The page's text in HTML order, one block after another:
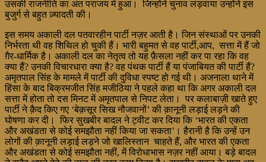
उसकी राजनीति का अंत पराजय में हुआ। जिन्होंने चुनाव लड़वाया उन्होंने इस
बुजुर्ग से बहुत ज़्यादती की।
इस समय अकाली दल पतवारहीन पार्टी नज़र आती है। जिन संस्थाओं पर उनकी
निर्भरता थी वह शिथिल हो चुकी हैं। भारी बहुमत से वह पार्टी,आप, सत्ता में हैं जो
ग़ैर-धार्मिक है। अकाली दल का नेतृत्व तो यह फ़ैसला नहीं कर पा रहा कि वह
क्या हैं? उनकी विचारधारा क्या है? वह पंथक पार्टी हैं या पंजाबियत की पार्टी हैं?
अमृतपाल सिंह के मामले में पार्टी की दुविधा स्पष्ट हो गई थी। अजनाला थाने में
हिंसा के बाद बिक्रमजीत सिंह मजीठिया ने पहले कहा था कि अगर अकाली दल
सत्ता में होता तो दस मिनट में अमृतपाल से निपट लेता। पर कलाबाज़ी खाते हुए
पार्टी ने क़ैद किए गए ‘बेक़सूर सिख नौजवानों’ की क़ानूनी लड़ाई लड़ने की
घोषणा कर दी। फिर सुखबीर बादल ने ट्वीट कर दिया कि ‘भारत की एकता
और अखंडता से कोई समझौता नहीं किया जा सकता’। हैरानी है कि उन्हें उन
लोगों की क़ानूनी लड़ाई लड़ने जो खालिस्तान चाहते हैं, और भारत की एकता
और अखंडता से कोई समझौता नहीं, में विरोधाभास नज़र नहीं आया। बड़े बादल